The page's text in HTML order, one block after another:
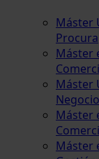
Máster
Procura
Máster
Máster
Máster
Máster